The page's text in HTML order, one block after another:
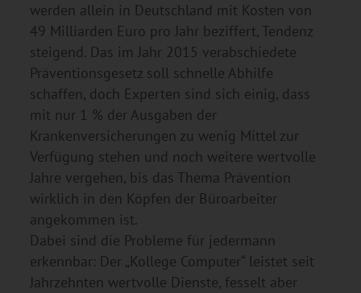
werden allein in Deutschland mit Kosten von
49 Milliarden Euro pro Jahr beziffert, Tendenz
steigend. Das im Jahr 2015 verabschiedete
Präventionsgesetz soll schnelle Abhilfe
schaffen, doch Experten sind sich einig, dass
mit nur 1 % der Ausgaben der
Krankenversicherungen zu wenig Mittel zur
Verfügung stehen und noch weitere wertvolle
Jahre vergehen, bis das Thema Prävention
wirklich in den Köpfen der Büroarbeiter
angekommen ist.
Dabei sind die Probleme für jedermann
erkennbar: Der „Kollege Computer“ leistet seit
Jahrzehnten wertvolle Dienste, fesselt aber